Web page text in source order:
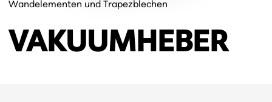
Wandelementen und Trapezblechen
VAKUUM­HEBER